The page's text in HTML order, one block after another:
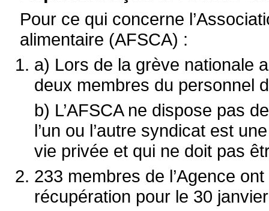
Pour ce qui concerne
alimentaire (AFSCA) :
a) Lors de la grève nationale
deux membres du personnel
b) L’AFSCA ne dispose pas
l’un ou l’autre syndicat est
vie privée et qui ne doit pas
233 membres de l’Agence
récupération pour le 30